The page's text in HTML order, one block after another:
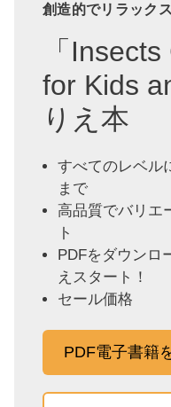
創造的でリラック
「
for Kids
りえ本
すべてのレベル
まで
高品質でバリエ
ト
PDFをダウンロ
えスタート！
セール価格
PDF電子書籍